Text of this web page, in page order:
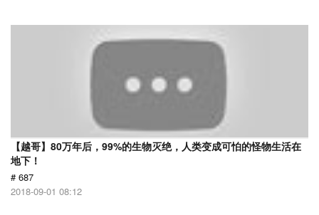
【越哥】80万年后，99%的生物灭绝，人类变成可怕的怪物生活在
地下！
# 687
2018-09-01 08:12